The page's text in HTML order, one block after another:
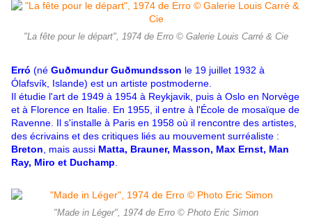
"La fête pour le départ", 1974 de Erro © Galerie Louis Carré & Cie
Erró (né Guðmundur Guðmundsson le 19 juillet 1932 à
Ólafsvík, Islande) est un artiste postmoderne.
Il étudie l'art de 1949 à 1954 à Reykjavik, puis à Oslo en Norvège
et à Florence en Italie. En 1955, il entre à l'École de mosaïque de
Ravenne. Il s'installe à Paris en 1958 où il rencontre des artistes,
des écrivains et des critiques liés au mouvement surréaliste :
Breton , mais aussi Matta, Brauner, Masson, Max Ernst, Man
Ray, Miro et Duchamp
"Made in Léger", 1974 de Erro © Photo Eric Simon